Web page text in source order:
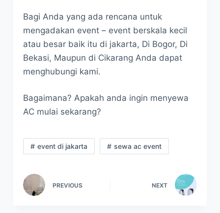
Bagi Anda yang ada rencana untuk
mengadakan event – event berskala kecil
atau besar baik itu di jakarta, Di Bogor, Di
Bekasi, Maupun di Cikarang Anda dapat
menghubungi kami.
Bagaimana? Apakah anda ingin menyewa
AC mulai sekarang?
event di jakarta sewa ac event
PREVIOUS NEXT